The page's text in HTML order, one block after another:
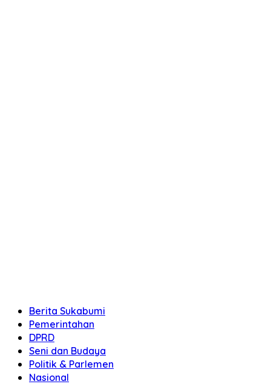
Berita Sukabumi
Pemerintahan
DPRD
Seni dan Budaya
Politik & Parlemen
Nasional